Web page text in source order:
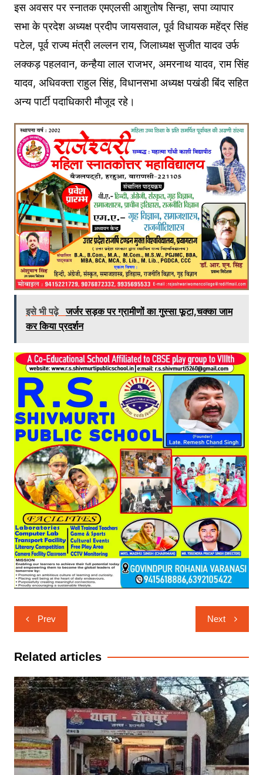
इस अवसर पर स्नातक एमएलसी आशुतोष सिन्हा, सपा व्यापार
सभा के प्रदेश अध्यक्ष प्रदीप जायसवाल, पूर्व विधायक महेंद्र सिंह
पटेल, पूर्व राज्य मंत्री लल्लन राय, जिलाध्यक्ष सुजीत यादव उर्फ
लक्कड़ पहलवान, कन्हैया लाल राजभर, अमरनाथ यादव, राम सिंह
यादव, अधिवक्ता राहुल सिंह, विधानसभा अध्यक्ष पखंडी बिंद सहित
अन्य पार्टी पदाधिकारी मौजूद रहे।
इसे भी पढ़े जर्जर सड़क पर ग्रामीणों का गुस्सा फूटा,चक्का जाम
कर किया प्रदर्शन
Post
navigation
Prev Next
Related articles